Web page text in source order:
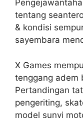
tentang
& kondisi
sayembara
X Games
tenggang adem
Pertandingan
pengeriting,
model sunyi